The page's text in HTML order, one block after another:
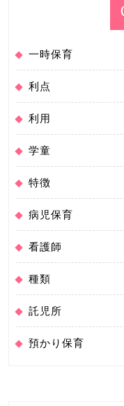
一時保育
利点
利用
学童
特徴
病児保育
看護師
種類
託児所
預かり保育